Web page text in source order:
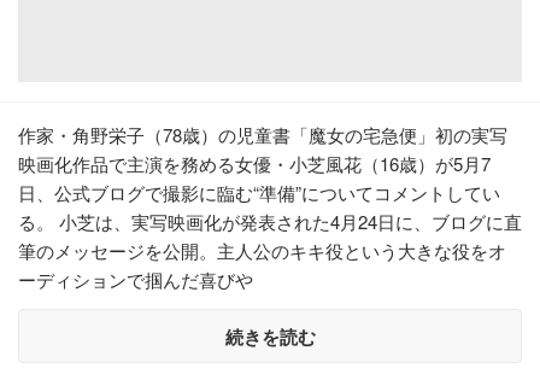
作家・角野栄子（78歳）の児童書「魔女の宅急便」初の実写
映画化作品で主演を務める女優・小芝風花（16歳）が5月7
日、公式ブログで撮影に臨む“準備”についてコメントしてい
る。 小芝は、実写映画化が発表された4月24日に、ブログに直
筆のメッセージを公開。主人公のキキ役という大きな役をオ
ーディションで掴んだ喜びや
続きを読む